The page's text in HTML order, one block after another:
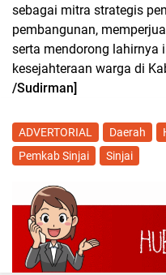
sebagai mitra strategis
pembangunan,
serta mendorong lahirnya
kesejahteraan warga di
/Sudirman]
ADVERTORIAL Daerah
Pemkab Sinjai
Sinjai